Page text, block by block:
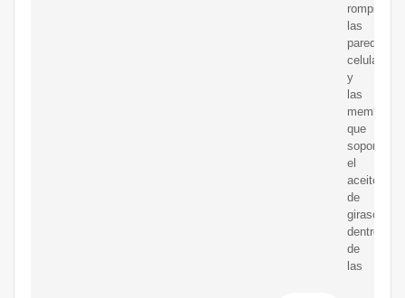
rompiendo
las
paredes
celulares
y
las
que
soportan
el
aceite
de
girasol
dentro
de
las